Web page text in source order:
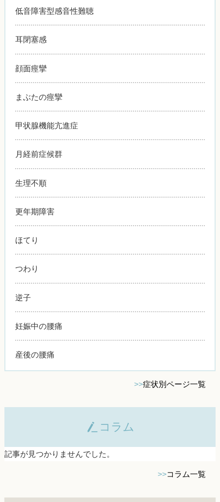
低音障害型感音性難聴
耳閉塞感
顔面痙攣
まぶたの痙攣
甲状腺機能亢進症
月経前症候群
生理不順
更年期障害
ほてり
つわり
逆子
妊娠中の腰痛
産後の腰痛
>>症状別ページ一覧
コラム
記事が見つかりませんでした。
>>コラム一覧